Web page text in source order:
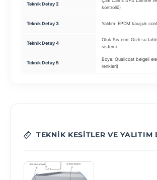
Teknik Detay 2
kontrollü)
Teknik Detay 3 Yalıtım: EPDM kauçuk
Teknik Detay 4
Oluk Sistemi: Gizli su
sistemi
Teknik Detay 5
Boya: Qualicoat belgeli
renkleri)
TEKNIK KESITLER VE YALITIM